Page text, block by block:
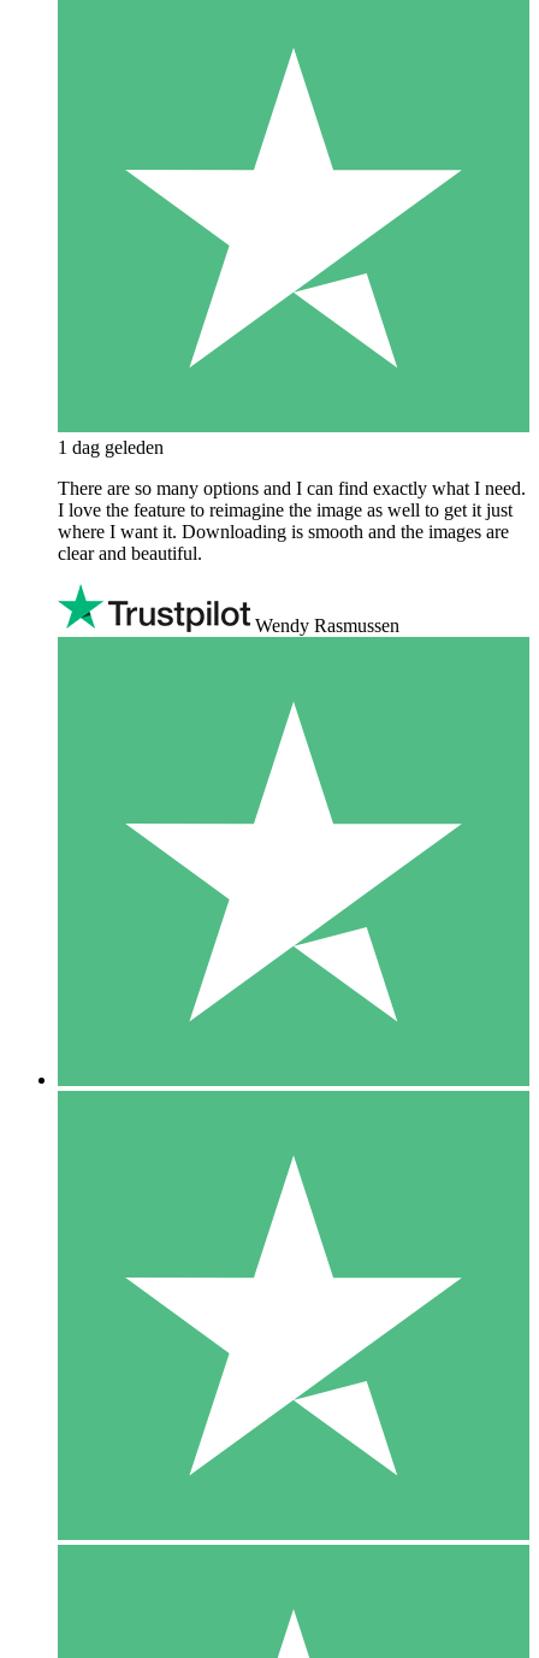
1 dag geleden
There are so many options and I can find exactly what I need.
I love the feature to reimagine the image as well to get it just
where I want it. Downloading is smooth and the images are
clear and beautiful.
Wendy Rasmussen